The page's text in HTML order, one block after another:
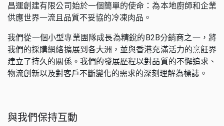
昌運創建有限公司始於一個簡單的使命：為本地廚師和企業
供應世界一流且品質不妥協的冷凍肉品。
我們從一個小型專業團隊成長為精銳的B2B分銷商之一，將
我們的採購網絡擴展到各大洲，並與香港充滿活力的烹飪界
建立了持久的關係。我們的發展歷程以對品質的不懈追求、
物流創新以及對客戶不斷變化的需求的深刻理解為標誌。
與我們保持互動